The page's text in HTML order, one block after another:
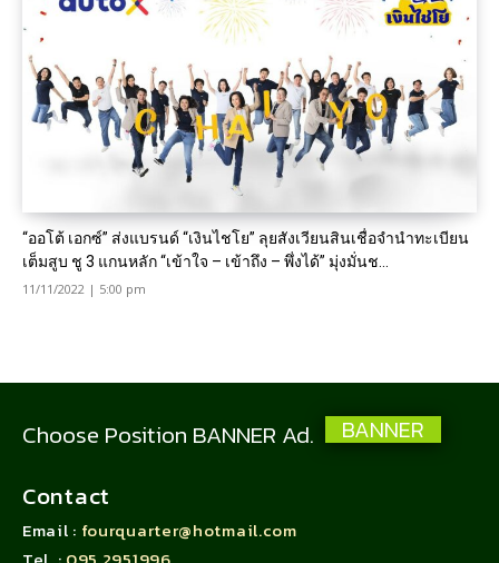
“ออโต้ เอกซ์” ส่งแบรนด์ “เงินไชโย” ลุยสังเวียนสินเชื่อจำนำทะเบียน
เต็มสูบ ชู 3 แกนหลัก “เข้าใจ – เข้าถึง – พึ่งได้” มุ่งมั่นช...
11/11/2022 | 5:00 pm
Choose Position BANNER Ad. BANNER
Contact
Email : fourquarter@hotmail.com